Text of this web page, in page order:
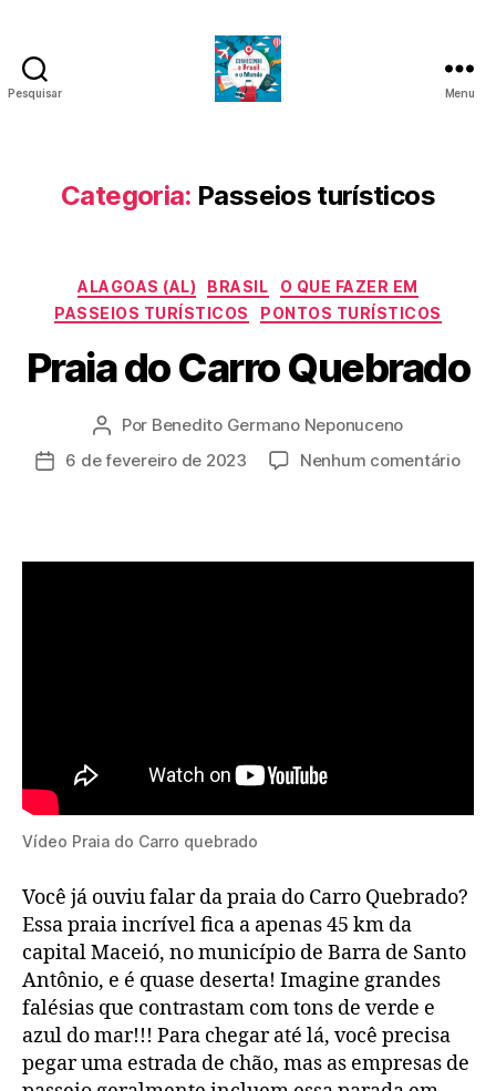
Pesquisar
e
o
Menu
Categoria: Passeios turísticos
Categorias
ALAGOAS (AL) BRASIL
O QUE FAZER EM
PASSEIOS TURÍSTICOS
PONTOS TURÍSTICOS
Praia do Carro Quebrado
Autor
do
Por Benedito Germano Neponuceno
Data6 de fevereiro de 2023 Nenhum comentárioem
Vídeo Praia do Carro quebrado
Você já ouviu falar da praia do Carro Quebrado?
Essa praia incrível fica a apenas 45 km da
capital Maceió, no município de Barra de Santo
Antônio, e é quase deserta! Imagine grandes
falésias que contrastam com tons de verde e
azul do mar!!! Para chegar até lá, você precisa
pegar uma estrada de chão, mas as empresas de